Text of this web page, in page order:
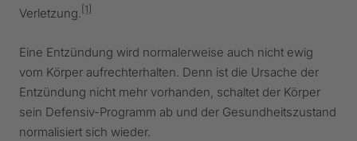
Verletzung. [1]
Eine Entzündung wird normalerweise auch nicht ewig
vom Körper aufrechterhalten. Denn ist die Ursache der
Entzündung nicht mehr vorhanden, schaltet der Körper
sein Defensiv-Programm ab und der Gesundheitszustand
normalisiert sich wieder.